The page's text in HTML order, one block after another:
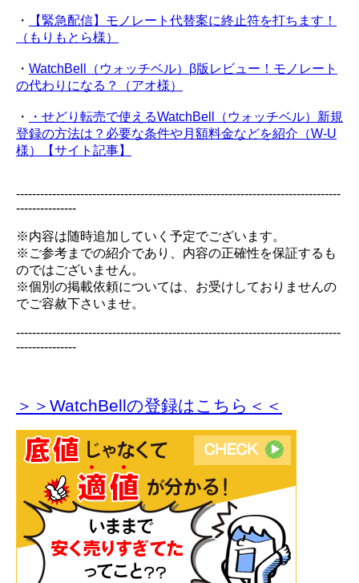
・
【緊急配信】モノレート代替案に終止符を打ちます！
（もりもとら様）
・ WatchBell（ウォッチベル）β版レビュー！モノレート
の代わりになる？（アオ様）
・
・せどり転売で使えるWatchBell（ウォッチベル）新規
登録の方法は？必要な条件や月額料金などを紹介（W-U
様）【サイト記事】
---------------------------------------------------------------------------------
---------------
※内容は随時追加していく予定でございます。
※ご参考までの紹介であり、内容の正確性を保証するも
のではございません。
※個別の掲載依頼については、お受けしておりませんの
でご容赦下さいませ。
---------------------------------------------------------------------------------
---------------
＞＞WatchBellの登録はこちら＜＜